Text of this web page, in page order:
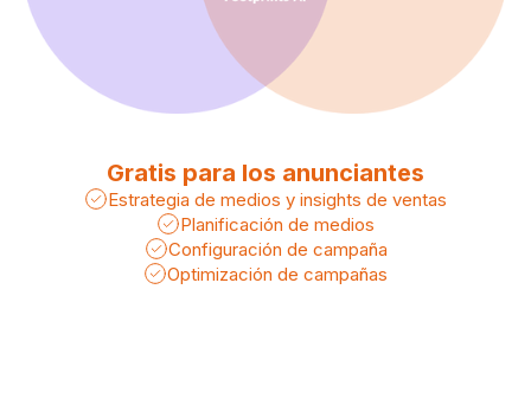
Gratis para los anunciantes
Estrategia de medios y insights de ventas
Planificación de medios
Configuración de campaña
Optimización de campañas